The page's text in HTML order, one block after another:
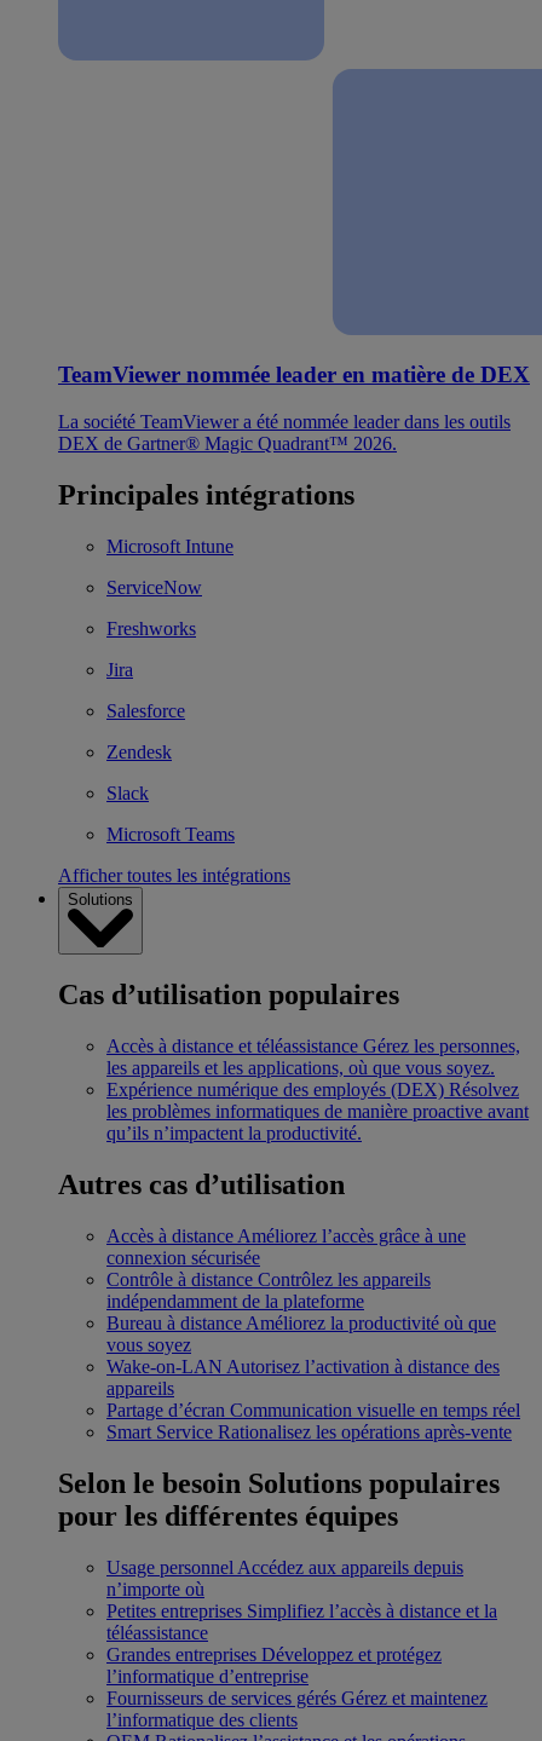
TeamViewer nommée leader en matière de DEX
La société TeamViewer a été nommée leader dans les outils
DEX de Gartner® Magic Quadrant™ 2026.
Principales intégrations
Microsoft Intune
ServiceNow
Freshworks
Jira
Salesforce
Zendesk
Slack
Microsoft Teams
Afficher toutes les intégrations
Solutions
Cas d’utilisation populaires
Accès à distance et téléassistance Gérez les personnes,
les appareils et les applications, où que vous soyez.
Expérience numérique des employés (DEX) Résolvez
les problèmes informatiques de manière proactive avant
qu’ils n’impactent la productivité.
Autres cas d’utilisation
Accès à distance Améliorez l’accès grâce à une
connexion sécurisée
Contrôle à distance Contrôlez les appareils
indépendamment de la plateforme
Bureau à distance Améliorez la productivité où que
vous soyez
Wake-on-LAN Autorisez l’activation à distance des
appareils
Partage d’écran Communication visuelle en temps réel
Smart Service Rationalisez les opérations après-vente
Selon le besoin Solutions populaires
pour les différentes équipes
Usage personnel Accédez aux appareils depuis
n’importe où
Petites entreprises Simplifiez l’accès à distance et la
téléassistance
Grandes entreprises Développez et protégez
l’informatique d’entreprise
Fournisseurs de services gérés Gérez et maintenez
l’informatique des clients